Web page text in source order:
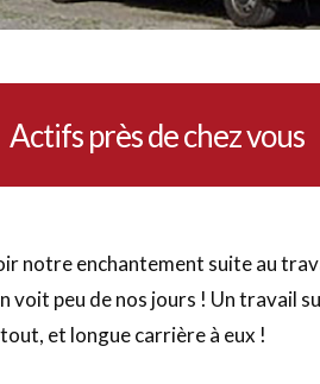
Actifs près de chez vous
notre enchantement suite au
voit peu de nos jours ! Un travail
et longue carrière à eux !